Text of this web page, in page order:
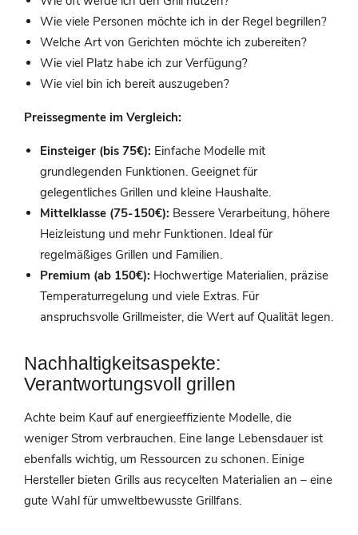
Wie viele Personen möchte ich in der Regel begrillen?
Welche Art von Gerichten möchte ich zubereiten?
Wie viel Platz habe ich zur Verfügung?
Wie viel bin ich bereit auszugeben?
Preissegmente im Vergleich:
Einsteiger (bis 75€): Einfache Modelle mit
grundlegenden Funktionen. Geeignet für
gelegentliches Grillen und kleine Haushalte.
Mittelklasse (75-150€): Bessere Verarbeitung, höhere
Heizleistung und mehr Funktionen. Ideal für
regelmäßiges Grillen und Familien.
Premium (ab 150€): Hochwertige Materialien, präzise
Temperaturregelung und viele Extras. Für
anspruchsvolle Grillmeister, die Wert auf Qualität legen.
Nachhaltigkeitsaspekte:
Verantwortungsvoll grillen
Achte beim Kauf auf energieeffiziente Modelle, die
weniger Strom verbrauchen. Eine lange Lebensdauer ist
ebenfalls wichtig, um Ressourcen zu schonen. Einige
Hersteller bieten Grills aus recycelten Materialien an – eine
gute Wahl für umweltbewusste Grillfans.